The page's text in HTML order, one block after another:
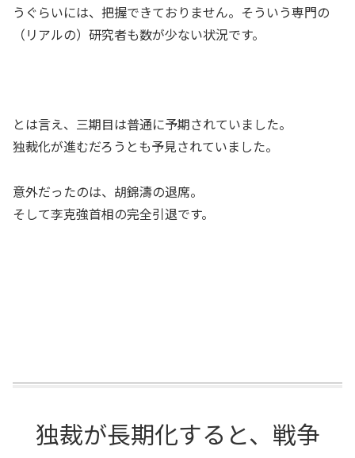
うぐらいには、把握できておりません。そういう専門の
（リアルの）研究者も数が少ない状況です。
とは言え、三期目は普通に予期されていました。
独裁化が進むだろうとも予見されていました。
意外だったのは、胡錦濤の退席。
そして李克強首相の完全引退です。
独裁が長期化すると、戦争